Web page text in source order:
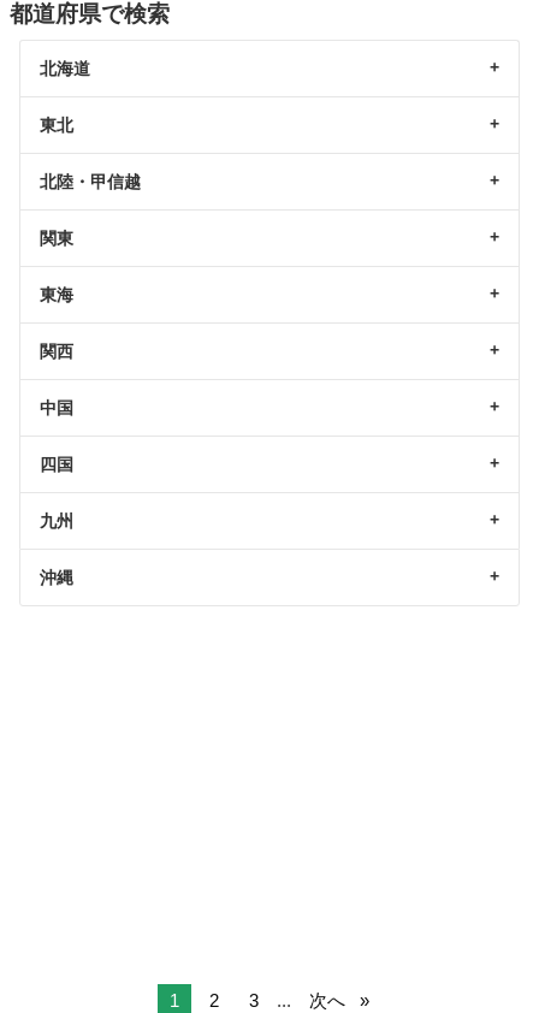
都道府県で検索
北海道
東北
北陸・甲信越
関東
東海
関西
中国
四国
九州
沖縄
1 2 3 ... 次へ